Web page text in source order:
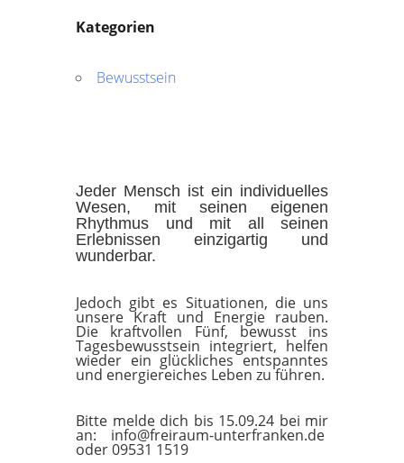
Kategorien
Bewusstsein
Jeder Mensch ist ein individuelles
Wesen, mit seinen eigenen
Rhythmus und mit all seinen
Erlebnissen einzigartig und
wunderbar.
Jedoch gibt es Situationen, die uns
unsere Kraft und Energie rauben.
Die kraftvollen Fünf, bewusst ins
Tagesbewusstsein integriert, helfen
wieder ein glückliches entspanntes
und energiereiches Leben zu führen.
Bitte melde dich bis 15.09.24 bei mir
an: info@freiraum-unterfranken.de
oder 09531 1519